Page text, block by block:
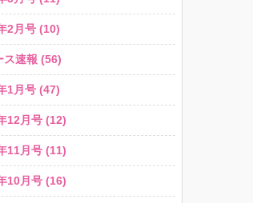
2月号 (10)
ス速報 (56)
1月号 (47)
12月号 (12)
11月号 (11)
10月号 (16)